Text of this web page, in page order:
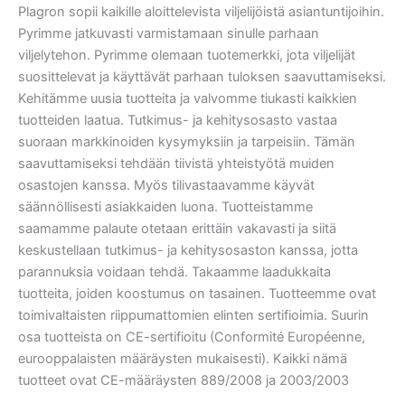
Plagron sopii kaikille aloittelevista viljelijöistä asiantuntijoihin.
Pyrimme jatkuvasti varmistamaan sinulle parhaan
viljelytehon. Pyrimme olemaan tuotemerkki, jota viljelijät
suosittelevat ja käyttävät parhaan tuloksen saavuttamiseksi.
Kehitämme uusia tuotteita ja valvomme tiukasti kaikkien
tuotteiden laatua. Tutkimus- ja kehitysosasto vastaa
suoraan markkinoiden kysymyksiin ja tarpeisiin. Tämän
saavuttamiseksi tehdään tiivistä yhteistyötä muiden
osastojen kanssa. Myös tilivastaavamme käyvät
säännöllisesti asiakkaiden luona. Tuotteistamme
saamamme palaute otetaan erittäin vakavasti ja siitä
keskustellaan tutkimus- ja kehitysosaston kanssa, jotta
parannuksia voidaan tehdä. Takaamme laadukkaita
tuotteita, joiden koostumus on tasainen. Tuotteemme ovat
toimivaltaisten riippumattomien elinten sertifioimia. Suurin
osa tuotteista on CE-sertifioitu (Conformité Européenne,
eurooppalaisten määräysten mukaisesti). Kaikki nämä
tuotteet ovat CE-määräysten 889/2008 ja 2003/2003